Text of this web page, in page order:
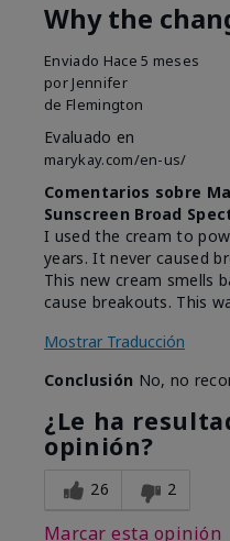
Why the
Enviado Hace 5 meses
por Jennifer
de Flemington
Evaluado en
marykay.com/en-us/
Comentarios sobre
Sunscreen Broad
I used the cream to
years. It never caused
This new cream smells
cause breakouts. This
Mostrar Traducción
Conclusión No, no
¿Le ha
opinión?
26 2
Marcar esta opinión